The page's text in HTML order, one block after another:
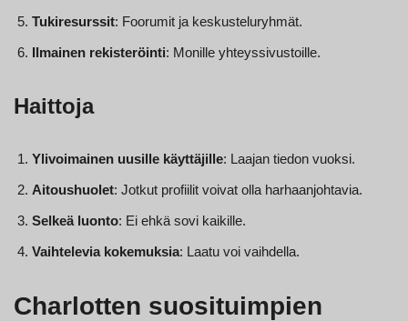
Tukiresurssit: Foorumit ja keskusteluryhmät.
Ilmainen rekisteröinti: Monille yhteyssivustoille.
Haittoja
Ylivoimainen uusille käyttäjille: Laajan tiedon vuoksi.
Aitoushuolet: Jotkut profiilit voivat olla harhaanjohtavia.
Selkeä luonto: Ei ehkä sovi kaikille.
Vaihtelevia kokemuksia: Laatu voi vaihdella.
Charlotten suosituimpien